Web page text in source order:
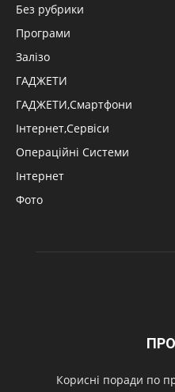
Без рубрики
Програми
Залізо
ГАДЖЕТИ
ГАДЖЕТИ,Смартфони
Інтернет,Сервіси
Операційні Системи
Інтернет
Фото
Корисні поради по